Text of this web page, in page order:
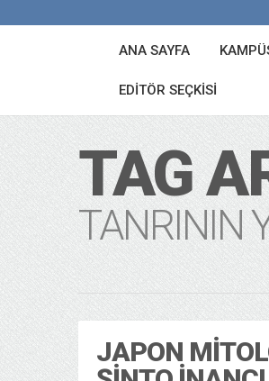
ANA SAYFA
EDITÖR SEÇKISI
TAG
TANRININ
JAPON